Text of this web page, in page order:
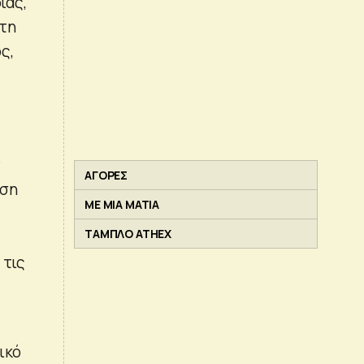
ΑΓΟΡΕΣ
ΜΕ ΜΙΑ ΜΑΤΙΑ
ΤΑΜΠΛΟ ATHEX